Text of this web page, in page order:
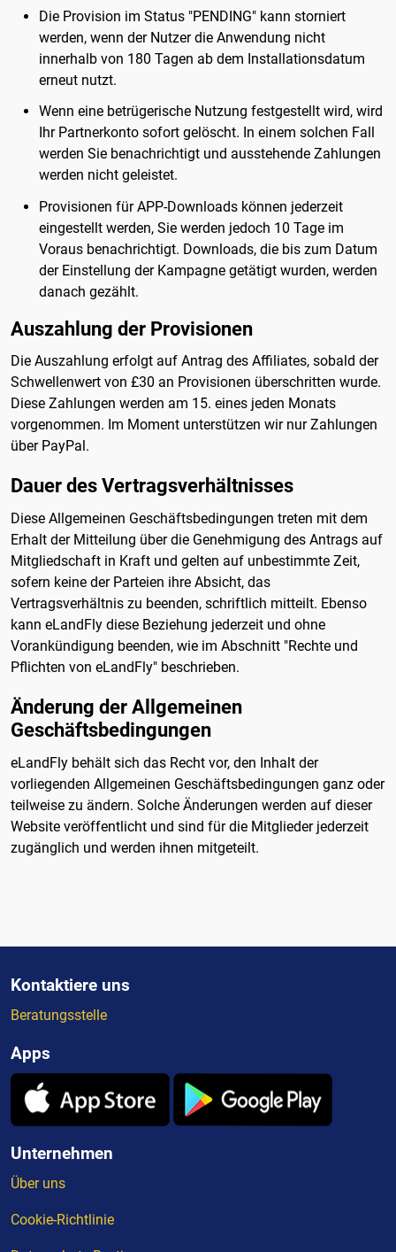
Die Provision im Status "PENDING" kann storniert
werden, wenn der Nutzer die Anwendung nicht
innerhalb von 180 Tagen ab dem Installationsdatum
erneut nutzt.
Wenn eine betrügerische Nutzung festgestellt wird, wird
Ihr Partnerkonto sofort gelöscht. In einem solchen Fall
werden Sie benachrichtigt und ausstehende Zahlungen
werden nicht geleistet.
Provisionen für APP-Downloads können jederzeit
eingestellt werden, Sie werden jedoch 10 Tage im
Voraus benachrichtigt. Downloads, die bis zum Datum
der Einstellung der Kampagne getätigt wurden, werden
danach gezählt.
Auszahlung der Provisionen
Die Auszahlung erfolgt auf Antrag des Affiliates, sobald der
Schwellenwert von £30 an Provisionen überschritten wurde.
Diese Zahlungen werden am 15. eines jeden Monats
vorgenommen. Im Moment unterstützen wir nur Zahlungen
über PayPal.
Dauer des Vertragsverhältnisses
Diese Allgemeinen Geschäftsbedingungen treten mit dem
Erhalt der Mitteilung über die Genehmigung des Antrags auf
Mitgliedschaft in Kraft und gelten auf unbestimmte Zeit,
sofern keine der Parteien ihre Absicht, das
Vertragsverhältnis zu beenden, schriftlich mitteilt. Ebenso
kann eLandFly diese Beziehung jederzeit und ohne
Vorankündigung beenden, wie im Abschnitt "Rechte und
Pflichten von eLandFly" beschrieben.
Änderung der Allgemeinen
Geschäftsbedingungen
eLandFly behält sich das Recht vor, den Inhalt der
vorliegenden Allgemeinen Geschäftsbedingungen ganz oder
teilweise zu ändern. Solche Änderungen werden auf dieser
Website veröffentlicht und sind für die Mitglieder jederzeit
zugänglich und werden ihnen mitgeteilt.
Kontaktiere uns
Beratungsstelle
Apps
Unternehmen
Über uns
Cookie-Richtlinie